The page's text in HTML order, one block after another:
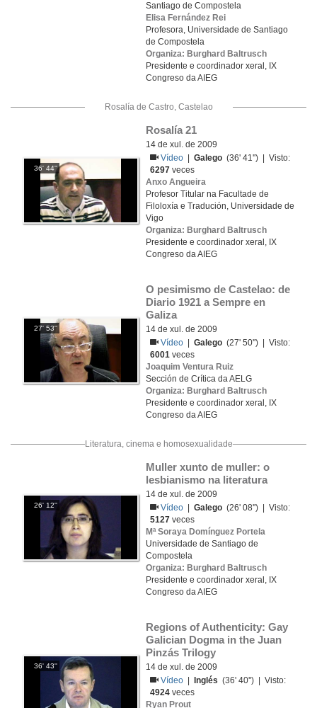
Santiago de Compostela
Elisa Fernández Rei
Profesora, Universidade de Santiago
de Compostela
Organiza: Burghard Baltrusch
Presidente e coordinador xeral, IX
Congreso da AIEG
Rosalía de Castro, Castelao
36' 44''
Rosalía 21
14 de xul. de 2009
Vídeo
|Galego (36' 41'') | Visto:
6297 veces
Anxo Angueira
Profesor Titular na Facultade de
Filoloxía e Tradución, Universidade de
Vigo
Organiza: Burghard Baltrusch
Presidente e coordinador xeral, IX
Congreso da AIEG
27' 53''
O pesimismo de Castelao: de
Diario 1921 a Sempre en
Galiza
14 de xul. de 2009
Vídeo
|Galego (27' 50'') | Visto:
6001 veces
Joaquim Ventura Ruiz
Sección de Crítica da AELG
Organiza: Burghard Baltrusch
Presidente e coordinador xeral, IX
Congreso da AIEG
Literatura, cinema e homosexualidade
26' 12''
Muller xunto de muller: o
lesbianismo na literatura
14 de xul. de 2009
Vídeo
|Galego (26' 08'') | Visto:
5127 veces
Mª Soraya Domínguez Portela
Universidade de Santiago de
Compostela
Organiza: Burghard Baltrusch
Presidente e coordinador xeral, IX
Congreso da AIEG
36' 43''
Regions of Authenticity: Gay
Galician Dogma in the Juan
Pinzás Trilogy
14 de xul. de 2009
Vídeo
Inglés (36' 40'') | Visto:
4924 veces
Ryan Prout